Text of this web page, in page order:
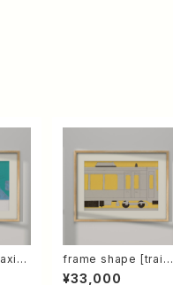
frame shape [train]
【原画】
¥33,000